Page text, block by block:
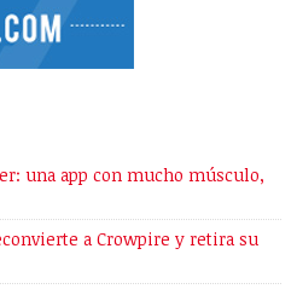
una app con mucho músculo,
a Crowpire y retira su